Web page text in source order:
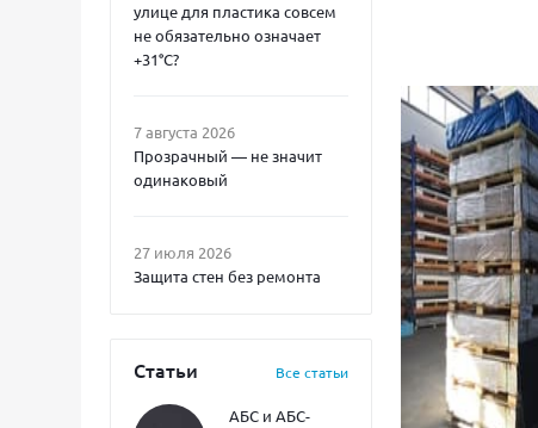
улице для пластика совсем
не обязательно означает
+31°C?
7 августа 2026
Прозрачный — не значит
одинаковый
27 июля 2026
Защита стен без ремонта
Статьи Все статьи
АБС и АБС-